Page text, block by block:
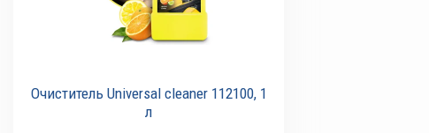
Очиститель Universal cleaner 112100, 1
л